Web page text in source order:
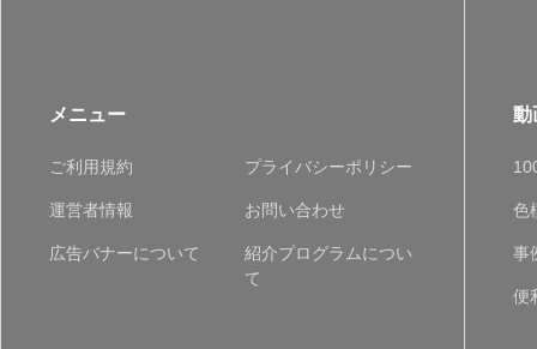
メニュー
ご利用規約 プライバシーポリシー
運営者情報 お問い合わせ
広告バナーについて
紹介プログラムについ
て
動
色
事
便